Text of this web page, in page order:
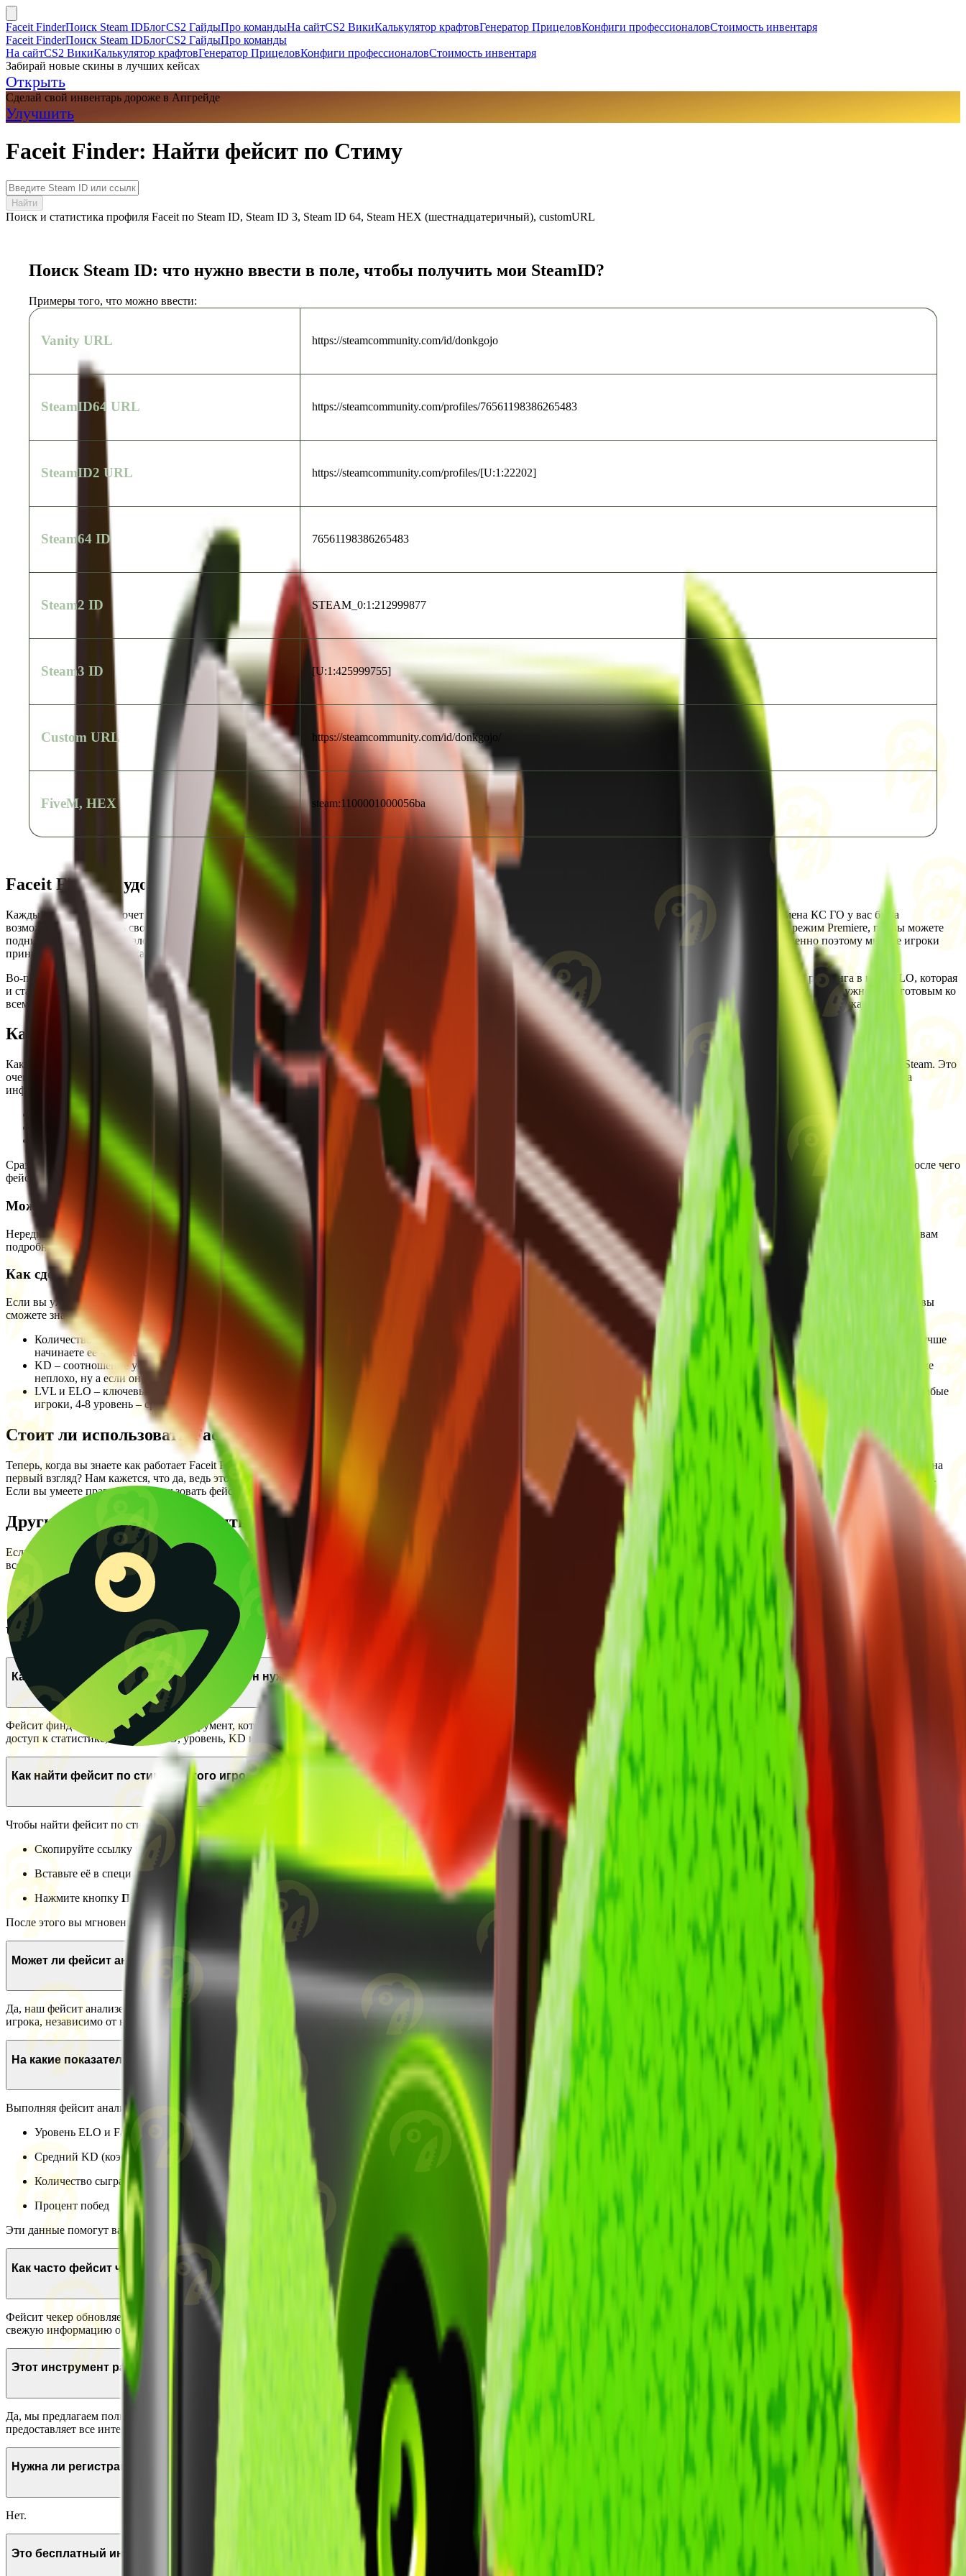
Faceit FinderПоиск Steam IDБлогCS2 ГайдыПро командыНа сайтCS2 ВикиКалькулятор крафтовГенератор ПрицеловКонфиги профессионаловСтоимость инвентаря
Faceit FinderПоиск Steam IDБлогCS2 ГайдыПро команды
На сайтCS2 ВикиКалькулятор крафтовГенератор ПрицеловКонфиги профессионаловСтоимость инвентаря
Забирай новые скины в лучших кейсах
Открыть
Сделай свой инвентарь дороже в Апгрейде
Улучшить
Faceit Finder: Найти фейсит по Стиму
Найти
Поиск и статистика профиля Faceit по Steam ID, Steam ID 3, Steam ID 64, Steam HEX (шестнадцатеричный), customURL
Поиск Steam ID: что нужно ввести в поле, чтобы получить мои SteamID?
Примеры того, что можно ввести:
Vanity URL https://steamcommunity.com/id/donkgojo
SteamID64 URL https://steamcommunity.com/profiles/76561198386265483
SteamID2 URL https://steamcommunity.com/profiles/[U:1:22202]
Steam64 ID 76561198386265483
Steam2 ID STEAM_0:1:212999877
Steam3 ID [U:1:425999755]
Custom URL https://steamcommunity.com/id/donkgojo/
FiveM, HEX steam:1100001000056ba
Faceit Finder – удобный инструмент для просмотра статистики
Каждый игрок в КС 2 хочет улучшать свои навыки и звание, конечно. В этом нет ничего удивительного, ведь сама игра дает такую возможность. Еще во времена КС ГО у вас была
возможность поднимать свое звание на всех картах, которые доступны в соревновательном режиме, но сейчас для каждой карты есть отдельный ранг, а также режим Premiere, где вы можете
поднимать рейтинг по аналогии с Faceit. Проблема только одна – это читеры, из-за которых игра в обычных пабликах иногда становится целой проблемой. Именно поэтому многие игроки
приняли решение продолжать совершенствовать свой скилл на Faceit.
Во-первых, там зачастую играют намного более сильные игроки, с которыми и ваш уровень игры будет расти куда быстрее. Во-вторых, это продуманная система рейтинга в виде ELO, которая
и стала ярким примером для режима Premier в самой игре. Тем не менее случается и такое, что игроки с Faceit заходят поиграть обычный матчмейкинг и в таком случае нужно быть готовым ко
всему. В этом вам как раз-таки и поможет наш Faceit Finder, с которым вы сможете посмотреть подробную статистику любого игрока лишь вставив ссылку на его Steam аккаунт.
Как работает Faceit Finder
Как мы уже успели обмолвится, Faceit Finder – это бесплатный и удобный инструмент, с которым вы можете отслеживать статистику абсолютно любого игрока благодаря ссылке на Steam. Это
очень удобная функция, которая позволяет узнать заранее с кем вам придется играть, сколько киллов обычно настреливает тот или иной соперник, его среднее KD и так далее. Вся эта
информация поможет вам лучше подготовиться к матчу и даст понимание как лучше выстраивать план на игру. Для этого вам потребуется:
Скопировать ссылку на профиль Steam игрока, чью статистику вы хотите посмотреть;
Зайти в фейсит финдер и вставить ее в специальное окно
Нажать на кнопку Проверить
Сразу же после этого вам будет доступна полная информация, включая подробную статистику, средний KD, ELO и уровень Faceit. Весь процесс займет у вас всего несколько секунд, после чего
фейсит финдер поможет вам узнать, с кем вы играете прямо сейчас!
Можно ли использовать Faceit Analyser для скрытых профилей?
Нередко можно встретить такое, что тот или иной игрок попросту закрывает профиль от недоброжелателей, но даже в таких случаях наш faceit analyser сделает свое дело и предоставит вам
подробные данные. Это возможно благодаря усовершенствованному процессу парсинга данных, благодаря которому даже самые скрытые игроки будут у вас, как на ладони.
Как сделать правильный фейсит анализ перед каткой?
Если вы уже научились искать фейсит по стиму, это не значит, что вы раскрыли весь потенциал Faceit Finder, ведь вам помимо этого нужно провести грамотный анализ. Таким образом вы
сможете значительно увеличить свои шансы на победу, для этого обращайте внимание на следующие показатели:
Количество игр – чем больше матчей сыграно у того или иного игрока, тем более скилловым он скорее всего будет. Это факт, ведь чем больше времени вы проводите в игре, тем лучше
начинаете ее чувствовать и понимать как работает каждая механика
KD – соотношение убийств к смертям также невероятно важный показатель, который может многое сказать в том числе о стиле игрока. Если вы видите показатель выше 1 – это уже
неплохо, ну а если он приближается к 1.5, то вам точно стоит подготовиться, ведь катка будет непростой.
LVL и ELO – ключевые показатели, на которые в основном обращают внимание используя фейсит финдер. Они показывают общий рейтинг игрока и его уровень: 1-4 уровень – слабые
игроки, 4-8 уровень – средний уровень, 9-10 – наиболее скилловые игроки.
Стоит ли использовать Faceit Finder на постоянной основе?
Теперь, когда вы знаете как работает Faceit Finder и для чего вы можете его использовать, пришло время подвести итоги и ответить на главный вопрос – так ли он полезен, каким кажется на
первый взгляд? Нам кажется, что да, ведь это легкий способ не просто найти фейсит по стиму, а посмотреть подробную статистику игрока, количество сыгранных матчей и многое другое.
Если вы умеете правильно использовать фейсит анализ, то это ваш шанс улучшить свои навыки игры и быть готовым к каждой катке, пускай она и будет достаточно тяжелой.
Другие полезные инструменты от Jabka Skin
Если вы достаточно часто пользуетесь Steam, то вам наверняка пригодятся и другие наши инструменты. Мы постарались сделать максимально удобный набор для каждого, который покроет
все базовые потребности:
Steam ID Finder– поможет узнать ваш SteamID, SteamID64 и другие форматы для любых потребностей
Steam Calculator
– отличная возможность узнать стоимость инвентаря стим в несколько кликов. Доступны цены скины из КС 2, Дота 2 и Раст
Частые вопросы про Faceit Finder / FAQ
Как работает фейсит финдер и для чего он нужен?
Фейсит финдер – это бесплатный инструмент, который позволяет проверить статистику любого игрока CS 2 на платформе Faceit. Просто вставьте ссылку на Steam профиль и получите полный
доступ к статистике, включая ELO, уровень, KD и другие важные показатели игрока.
Как найти фейсит по стиму другого игрока?
Чтобы найти фейсит по стиму, выполните три простых шага:
Скопируйте ссылку на Steam профиль интересующего вас игрока
Вставьте её в специальное поле на нашем фейсит чекере
Нажмите кнопку Проверить
После этого вы мгновенно получите доступ к полной статистике игрока на Faceit.
Может ли фейсит анализер проверить закрытый профиль?
Да, наш фейсит анализер способен предоставить информацию даже о скрытых профилях благодаря продвинутой системе парсинга данных. Это позволяет получить детальную статистику
игрока, независимо от настроек приватности его профиля.
На какие показатели обращать внимание используя фейсит трекер?
Выполняя фейсит анализ, важно обращать внимание на несколько ключевых показателей:
Уровень ELO и Faceit Level (1-10)
Средний KD (коэффициент убийств/смертей)
Количество сыгранных матчей
Процент побед
Эти данные помогут вам лучше оценить уровень игрока и подготовиться к предстоящей катке.
Как часто фейсит чекер обновляет статистику?
Фейсит чекер обновляет статистику в реальном времени, что позволяет отслеживать актуальные данные о любом игроке. Каждый раз, когда вы проверяете профиль, вы получаете самую
свежую информацию о рейтинге, статистике и последних играх.
Этот инструмент работает?
Да, мы предлагаем полностью рабочий инструмент, в отличии от всех аналогов, которые не предоставляют точную статистику. Наш Faceit Finder парсит информацию в реальном времени и
предоставляет все интересующие данные про того или иного игрока.
Нужна ли регистрация, чтобы проверить фейсит?
Нет.
Это бесплатный инструмент?